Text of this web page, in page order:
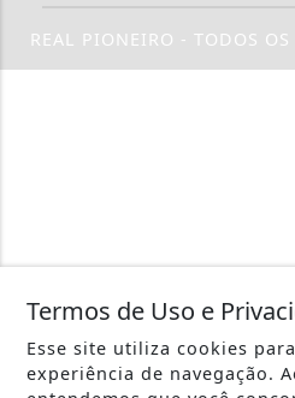
REAL PIONEIRO - TODOS OS
Termos de Uso e
Esse site utiliza cookies
experiência de navegação.